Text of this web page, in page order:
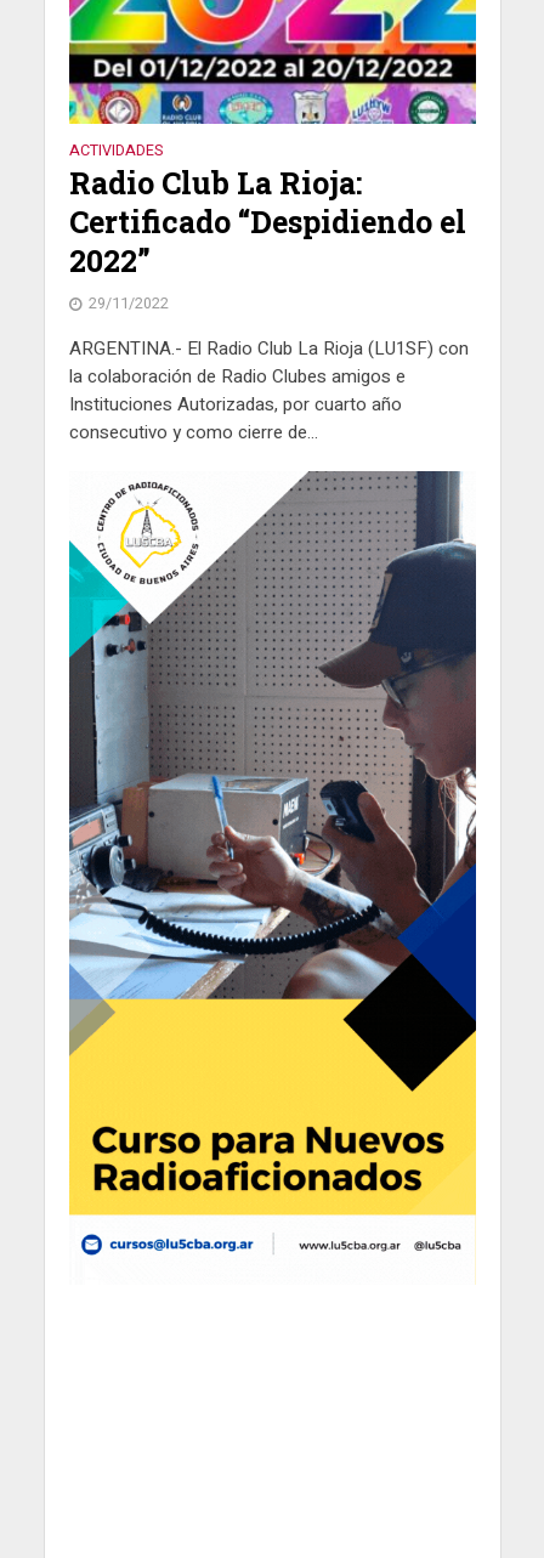
ACTIVIDADES
Radio Club La Rioja:
Certificado “Despidiendo el
2022”
29/11/2022
ARGENTINA.- El Radio Club La Rioja (LU1SF) con
la colaboración de Radio Clubes amigos e
Instituciones Autorizadas, por cuarto año
consecutivo y como cierre de...